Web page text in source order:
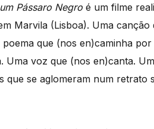
Pássaro Negro é um filme
Marvila (Lisboa). Uma
que (nos en)caminha
Uma voz que (nos en)canta.
que se aglomeram num